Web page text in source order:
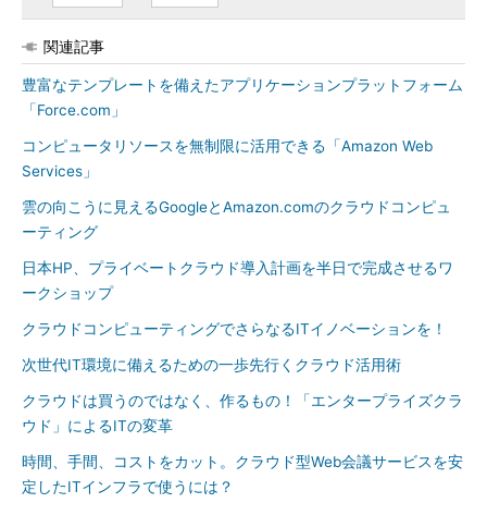
関連記事
豊富なテンプレートを備えたアプリケーションプラットフォーム
「Force.com」
コンピュータリソースを無制限に活用できる「Amazon Web
Services」
雲の向こうに見えるGoogleとAmazon.comのクラウドコンピュ
ーティング
日本HP、プライベートクラウド導入計画を半日で完成させるワ
ークショップ
クラウドコンピューティングでさらなるITイノベーションを！
次世代IT環境に備えるための一歩先行くクラウド活用術
クラウドは買うのではなく、作るもの！「エンタープライズクラ
ウド」によるITの変革
時間、手間、コストをカット。クラウド型Web会議サービスを安
定したITインフラで使うには？